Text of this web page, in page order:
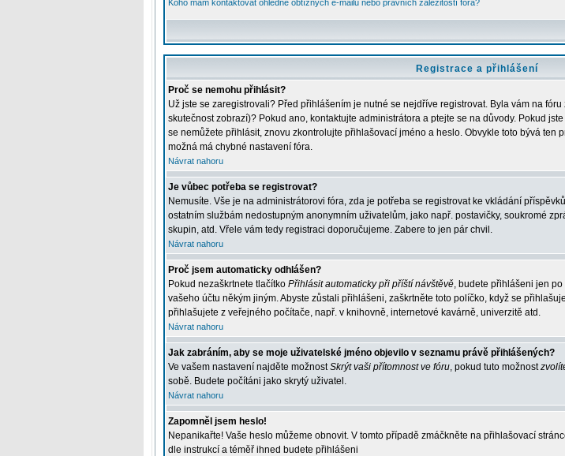
Koho mám kontaktovat ohledně obtížných e-mailů nebo právních záležitostí fóra?
Registrace a přihlášení
Proč se nemohu přihlásit?
Už jste se zaregistrovali? Před přihlášením je nutné se nejdříve registrovat. Byla vám na
skutečnost zobrazí)? Pokud ano, kontaktujte administrátora a ptejte se na důvody. Pokud
se nemůžete přihlásit, znovu zkontrolujte přihlašovací jméno a heslo. Obvykle toto bývá ten
možná má chybné nastavení fóra.
Návrat nahoru
Je vůbec potřeba se registrovat?
Nemusíte. Vše je na administrátorovi fóra, zda je potřeba se registrovat ke vkládání
ostatním službám nedostupným anonymním uživatelům, jako např. postavičky, soukromé
skupin, atd. Vřele vám tedy registraci doporučujeme. Zabere to jen pár chvil.
Návrat nahoru
Proč jsem automaticky odhlášen?
Pokud nezaškrtnete tlačítko Přihlásit automaticky při příští návštěvě, budete přihlášeni jen
vašeho účtu někým jiným. Abyste zůstali přihlášeni, zaškrtněte toto políčko, když se
přihlašujete z veřejného počítače, např. v knihovně, internetové kavárně, univerzitě atd.
Návrat nahoru
Jak zabráním, aby se moje uživatelské jméno objevilo v seznamu právě přihlášených?
Ve vašem nastavení najděte možnostSkrýt vaši přítomnost ve fóru, pokud tuto možnost
sobě. Budete počítáni jako skrytý uživatel.
Návrat nahoru
Zapomněl jsem heslo!
Nepanikařte! Vaše heslo můžeme obnovit. V tomto případě zmáčkněte na přihlašovací
dle instrukcí a téměř ihned budete přihlášeni